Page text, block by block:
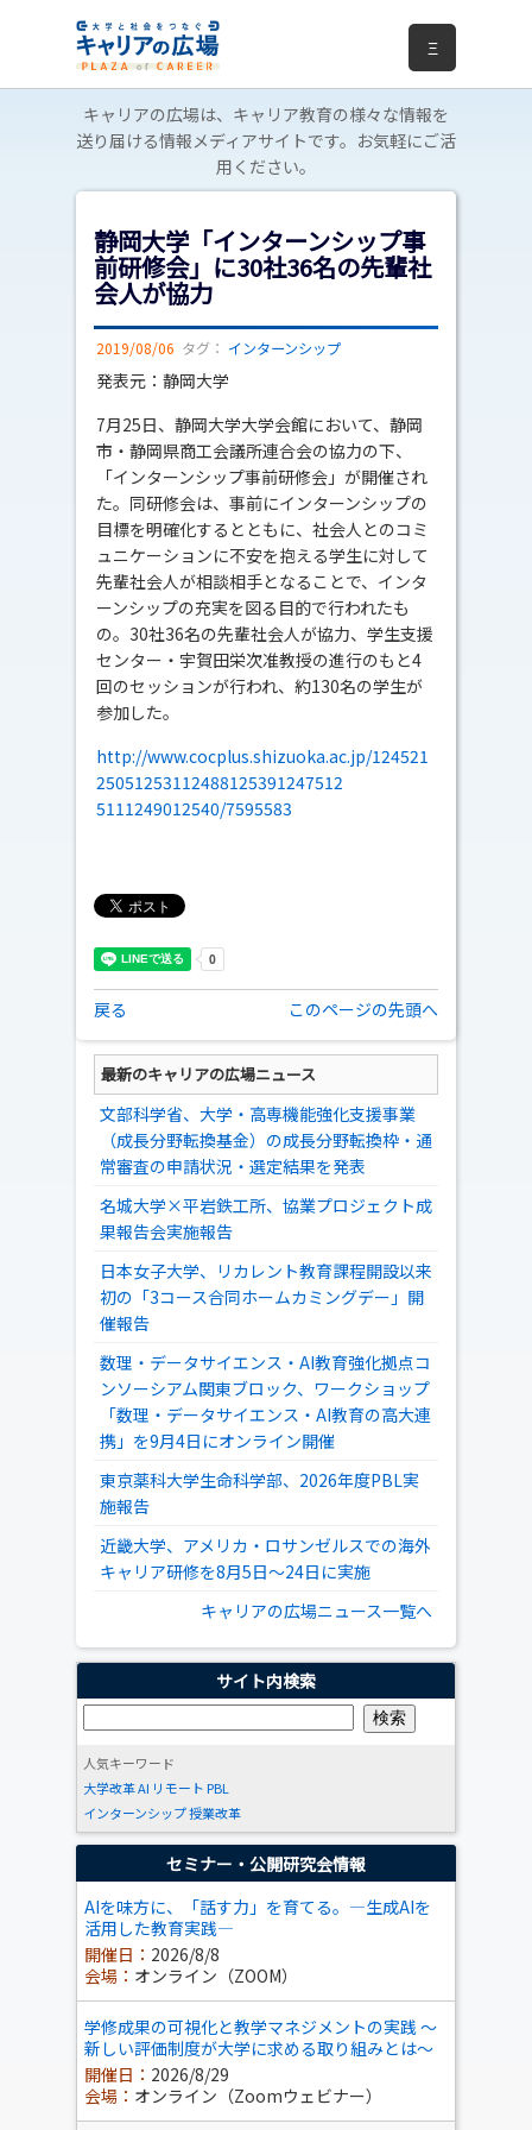
Ξ
キャリアの広場は、キャリア教育の様々な情報を
送り届ける情報メディアサイトです。お気軽にご活
用ください。
静岡大学「インターンシップ事
前研修会」に30社36名の先輩社
会人が協力
2019/08/06 タグ： インターンシップ
発表元：静岡大学
7月25日、静岡大学大学会館において、静岡
市・静岡県商工会議所連合会の協力の下、
「インターンシップ事前研修会」が開催され
た。同研修会は、事前にインターンシップの
目標を明確化するとともに、社会人とのコミ
ュニケーションに不安を抱える学生に対して
先輩社会人が相談相手となることで、インタ
ーンシップの充実を図る目的で行われたも
の。30社36名の先輩社会人が協力、学生支援
センター・宇賀田栄次准教授の進行のもと4
回のセッションが行われ、約130名の学生が
参加した。
http://www.cocplus.shizuoka.ac.jp/124521
25051253112488125391247512
5111249012540/7595583
戻る このページの先頭へ
最新のキャリアの広場ニュース
文部科学省、大学・高専機能強化支援事業
（成長分野転換基金）の成長分野転換枠・通
常審査の申請状況・選定結果を発表
名城大学×平岩鉄工所、協業プロジェクト成
果報告会実施報告
日本女子大学、リカレント教育課程開設以来
初の「3コース合同ホームカミングデー」開
催報告
数理・データサイエンス・AI教育強化拠点コ
ンソーシアム関東ブロック、ワークショップ
「数理・データサイエンス・AI教育の高大連
携」を9月4日にオンライン開催
東京薬科大学生命科学部、2026年度PBL実
施報告
近畿大学、アメリカ・ロサンゼルスでの海外
キャリア研修を8月5日～24日に実施
キャリアの広場ニュース一覧へ
サイト内検索
人気キーワード
大学改革AI リモート PBL
インターンシップ授業改革
セミナー・公開研究会情報
AIを味方に、「話す力」を育てる。―生成AIを
活用した教育実践―
開催日： 2026/8/8
会場： オンライン（ZOOM）
学修成果の可視化と教学マネジメントの実践 ～
新しい評価制度が大学に求める取り組みとは～
開催日： 2026/8/29
会場： オンライン（Zoomウェビナー）